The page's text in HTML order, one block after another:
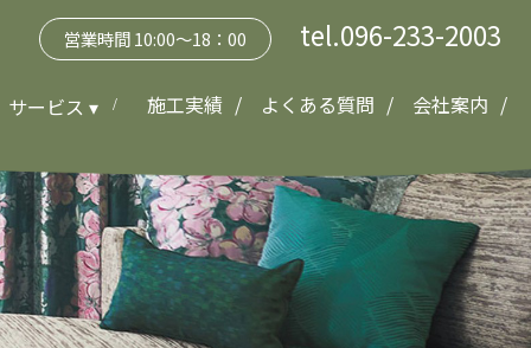
サービス ▾ 施工実績 よくある質問 会社案内
営業時間 10:00～18：00 tel.096-233-2003